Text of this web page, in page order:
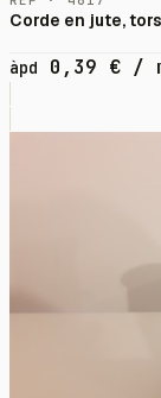
Corde en jute,
àpd 0,39 € /